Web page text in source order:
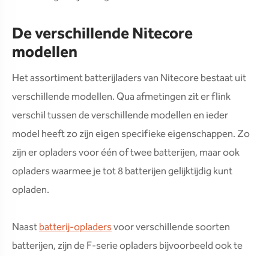
De verschillende Nitecore
modellen
Het assortiment batterijladers van Nitecore bestaat uit
verschillende modellen. Qua afmetingen zit er flink
verschil tussen de verschillende modellen en ieder
model heeft zo zijn eigen specifieke eigenschappen. Zo
zijn er opladers voor één of twee batterijen, maar ook
opladers waarmee je tot 8 batterijen gelijktijdig kunt
opladen.
Naastbatterij-opladersvoor verschillende soorten
batterijen, zijn de F-serie opladers bijvoorbeeld ook te